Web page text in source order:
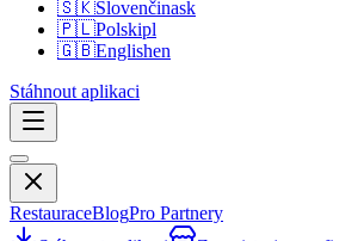
🇸🇰Slovenčinask
🇵🇱Polskipl
🇬🇧Englishen
Stáhnout aplikaci
RestauraceBlogPro Partnery